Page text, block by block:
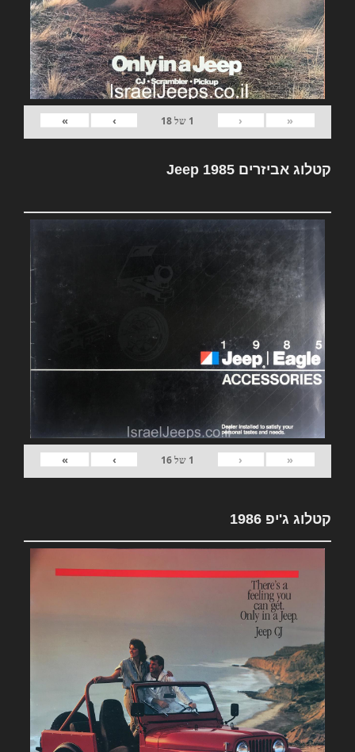
«
‹
1 של18
›
»
קטלוג אביזרים Jeep 1985
«
‹
1 של16
›
»
קטלוג ג'יפ 1986